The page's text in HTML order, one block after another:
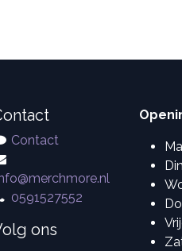
Contact
0591527552
ons